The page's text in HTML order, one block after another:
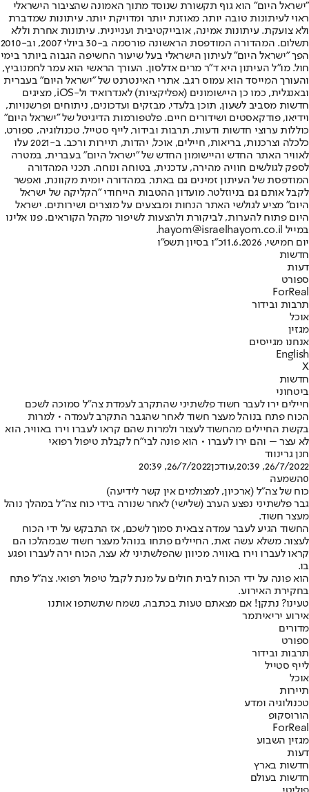
"ישראל היום" הוא גוף תקשורת שנוסד מתוך האמונה שהציבור הישראלי
ראוי לעיתונות טובה יותר, מאוזנת יותר ומדויקת יותר. עיתונות שמדברת
ולא צועקת. עיתונות אמינה, אובייקטיבית ועניינית. עיתונות אחרת וללא
תשלום. המהדורה המודפסת הראשונה פורסמה ב-30 ביולי 2007, וב-2010
הפך "ישראל היום" לעיתון הישראלי בעל שיעור החשיפה הגבוה ביותר בימי
חול. מו"ל העיתון היא ד"ר מרים אדלסון. העורך הראשי הוא עמר לחמנוביץ,
והעורך המייסד הוא עמוס רגב. אתרי האינטרנט של "ישראל היום" בעברית
ובאנגלית, כמו כן היישומונים (אפליקציות) לאנדרואיד ול-iOS, מציגים
חדשות מסביב לשעון, תוכן בלעדי, מבזקים ועדכונים, ניתוחים ופרשנויות,
וידיאו, פודקאסטים ושידורים חיים. פלטפורמות הדיגיטל של "ישראל היום"
כוללות ערוצי חדשות ודעות, תרבות ובידור, לייף סטייל, טכנולוגיה, ספורט,
כלכלה וצרכנות, בריאות, חיילים, אוכל, יהדות, תיירות ורכב. ב-2021 עלו
לאוויר האתר החדש והיישומון החדש של "ישראל היום" בעברית, במטרה
לספק לגולשים חוויה מהירה, עדכנית, בטוחה ונוחה. תכני המהדורה
המודפסת של העיתון זמינים גם באתר, במהדורה יומית מקוונת, ואפשר
לקבל אותם גם בניוזלטר. מועדון ההטבות הייחודי "הקליקה של ישראל
היום" מציע לגולשי האתר הנחות ומבצעים על מוצרים ושירותים. ישראל
היום פתוח להערות, לביקורת ולהצעות לשיפור מקהל הקוראים. פנו אלינו
במייל hayom@israelhayom.co.il.
יום חמישי, 11.6.2026
כ"ו בסיון תשפ"ו
חדשות
דעות
ספורט
ForReal
תרבות ובידור
אוכל
מגזין
אנחנו מגייסים
English
X
חדשות
ביטחוני
חיילים ירו לעבר חשוד פלשתיני שהתקרב לעמדת צה"ל סמוכה לשכם
הכוח פתח בנוהל מעצר חשוד לאחר שהגבר התקרב לעמדה • למרות
בקשת החיילים מהחשוד לעצור ולמרות שהם קראו לעברו וירו באוויר, הוא
לא עצר – והם ירו לעברו • הוא פונה לבי"ח לקבלת טיפול רפואי
חנן גרינווד
26/7/2022, 20:39
,עודכן26/7/2022, 20:39
0השמעה
כוח של צה"ל (ארכיון, למצולמים אין קשר לידיעה)
גבר פלשתיני נפצע הערב (שלישי) לאחר שנורה בידי כוח צה"ל במהלך נוהל
מעצר חשוד.
החשוד הגיע לעבר עמדה צבאית סמוך לשכם, אז התבקש על ידי הכוח
לעצור. משלא עשה זאת, החיילים פתחו בנוהל מעצר חשוד שבמהלכו הם
קראו לעברו וירו באוויר. מכיוון שהפלשתיני לא עצר, הכוח ירה לעברו ופגע
בו.
הוא פונה על ידי הכוח לבית חולים על מנת לקבל טיפול רפואי. צה"ל פתח
בחקירת האירוע.
טעינו? נתקן! אם מצאתם טעות בכתבה, נשמח שתשתפו אותנו
אירוע יריאיתמר
מדורים
ספורט
תרבות ובידור
לייף סטייל
אוכל
תיירות
טכנולוגיה ומדע
הורוסקופ
ForReal
מגזין השבוע
דעות
חדשות בארץ
חדשות בעולם